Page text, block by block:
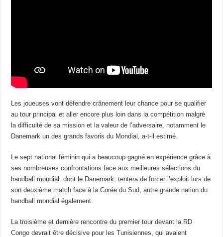
Les joueuses vont défendre crânement leur chance pour se qualifier
au tour principal et aller encore plus loin dans la compétition malgré
la difficulté de sa mission et la valeur de l’adversaire, notamment le
Danemark un des grands favoris du Mondial, a-t-il estimé.
Le sept national féminin qui a beaucoup gagné en expérience grâce à
ses nombreuses confrontations face aux meilleures sélections du
handball mondial, dont le Danemark, tentera de forcer l’exploit lors de
son deuxième match face à la Corée du Sud, autre grande nation du
handball mondial également.
La troisième et dernière rencontre du premier tour devant la RD
Congo devrait être décisive pour les Tunisiennes, qui avaient